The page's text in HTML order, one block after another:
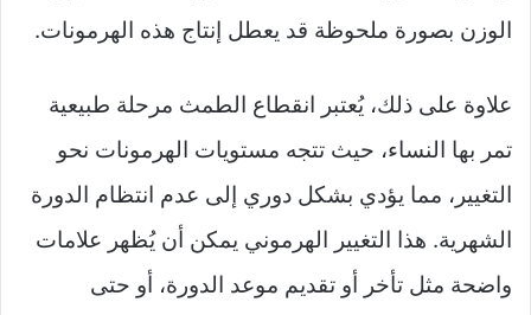
الوزن بصورة ملحوظة قد يعطل إنتاج هذه الهرمونات.
علاوة على ذلك، يُعتبر انقطاع الطمث مرحلة طبيعية
تمر بها النساء، حيث تتجه مستويات الهرمونات نحو
التغيير، مما يؤدي بشكل دوري إلى عدم انتظام الدورة
الشهرية. هذا التغيير الهرموني يمكن أن يُظهر علامات
واضحة مثل تأخر أو تقديم موعد الدورة، أو حتى